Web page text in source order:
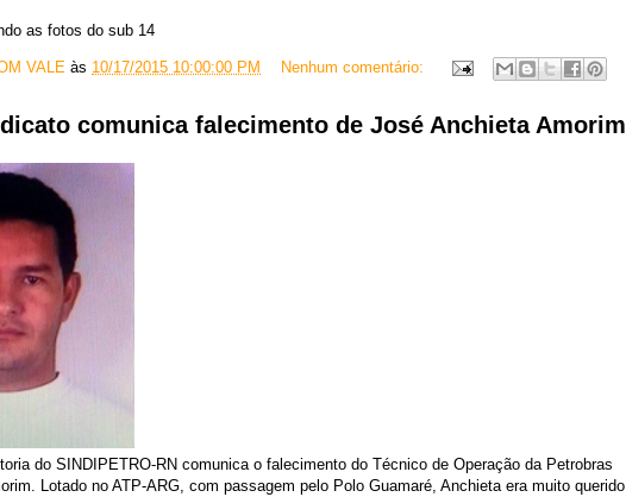
as fotos do sub 14
VALE às 10/17/2015 10:00:00 PM Nenhum comentário:
comunica falecimento de José Anchieta Amorim
do SINDIPETRO-RN comunica o falecimento do Técnico de Operação da Petrobras
Lotado no ATP-ARG, com passagem pelo Polo Guamaré, Anchieta era muito querido